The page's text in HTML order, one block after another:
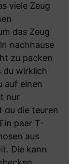
viele Zeug
das Zeug
nachhause
zu packen
du wirklich
auf einen
nur
du die teuren
paar T-
aus
Die kann